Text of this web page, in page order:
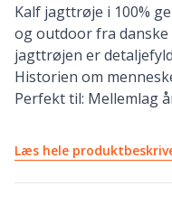
Kalf jagttrøje i 100%
og outdoor fra
jagttrøjen er
Historien om
Perfekt til: Mellemlag
Læs hele